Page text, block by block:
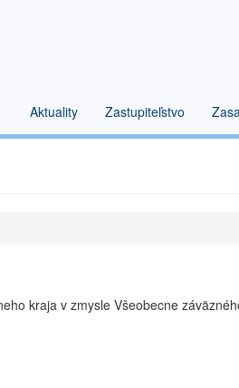
Aktuality Zastupiteľstvo
kraja v zmysle Všeobecne